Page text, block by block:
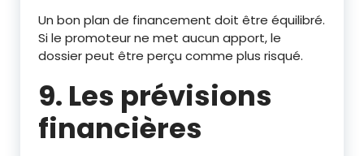
Un bon plan de financement doit être équilibré.
Si le promoteur ne met aucun apport, le
dossier peut être perçu comme plus risqué.
9. Les prévisions
financières